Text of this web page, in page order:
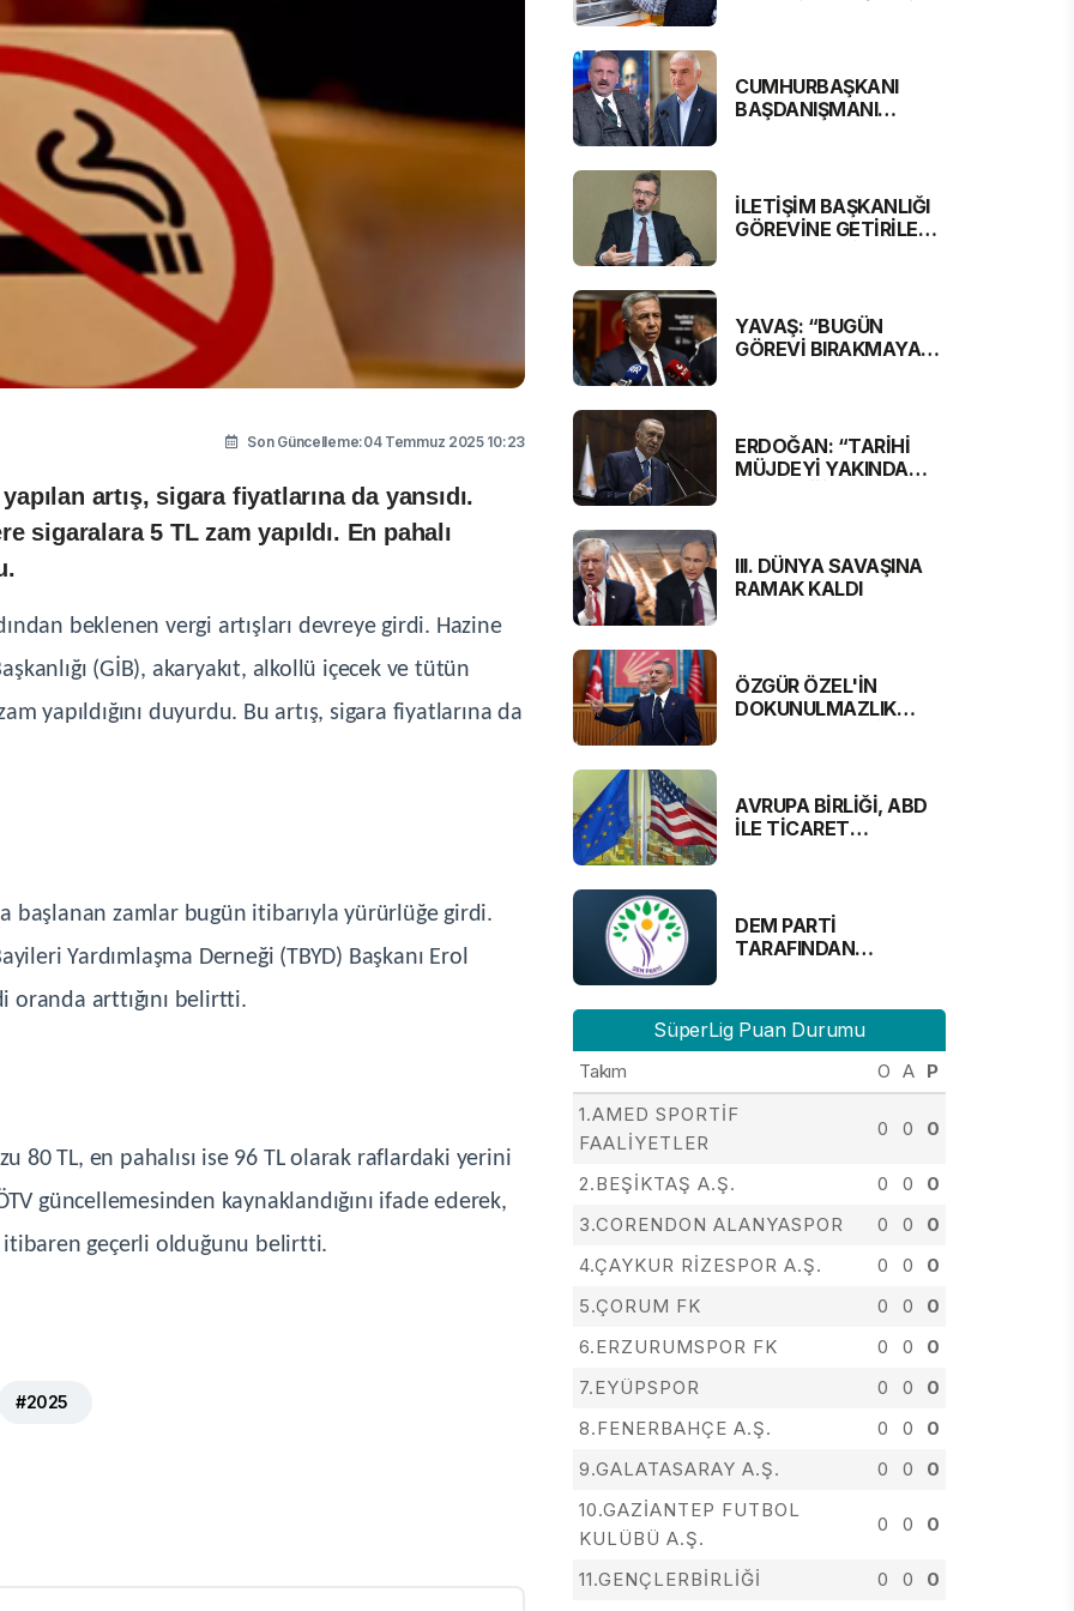
Son Güncelleme:04 Temmuz 2025 10:23
artış, sigara fiyatlarına da yansıdı.
sigaralara 5 TL zam yapıldı. En pahalı
beklenen vergi artışları devreye girdi. Hazine
(GİB), akaryakıt, alkollü içecek ve tütün
yapıldığını duyurdu. Bu artış, sigara fiyatlarına da
başlanan zamlar bugün itibarıyla yürürlüğe girdi.
Yardımlaşma Derneği (TBYD) Başkanı Erol
oranda arttığını belirtti.
80 TL, en pahalısı ise 96 TL olarak raflardaki yerini
güncellemesinden kaynaklandığını ifade ederek,
itibaren geçerli olduğunu belirtti.
#2025
CUMHURBAŞKANI
BAŞDANIŞMANI
İLETİŞİM BAŞKANLIĞI
GÖREVİNE GETİRİLEN
YAVAŞ: “BUGÜN
GÖREVİ BIRAKMAYA
ERDOĞAN: “TARİHİ
MÜJDEYİ YAKINDA
III. DÜNYA SAVAŞINA
RAMAK KALDI
ÖZGÜR ÖZEL'İN
DOKUNULMAZLIK
AVRUPA BİRLİĞİ, ABD
İLE TİCARET
DEM PARTİ
TARAFINDAN
ALINMAYACAK”
SüperLig Puan Durumu
Takım O A P
1.AMED SPORTİF
FAALİYETLER
0 0 0
2.BEŞİKTAŞ A.Ş. 0 0
0
3.CORENDON ALANYASPOR
0 0
0
4.ÇAYKUR RİZESPOR A.Ş.
0 0
0
5.ÇORUM FK
0 0
0
6.ERZURUMSPOR FK
0 0
0
7.EYÜPSPOR
0 0
0
8.FENERBAHÇE A.Ş.
0 0
0
9.GALATASARAY A.Ş.
0 0
0
10.GAZİANTEP FUTBOL
KULÜBÜ A.Ş.
0 0 0
11.GENÇLERBİRLİĞİ 0 0
0